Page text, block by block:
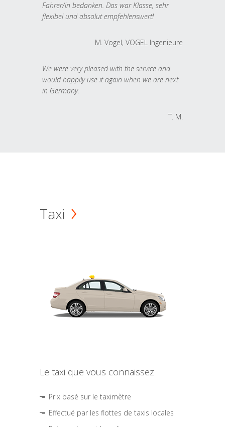
Fahrer/in bedanken. Das war Klasse, sehr
flexibel und absolut empfehlenswert!
M. Vogel, VOGEL Ingenieure
We were very pleased with the service and
would happily use it again when we are next
in Germany.
T. M.
Taxi
Le taxi que vous connaissez
Prix basé sur le taximètre
Effectué par les flottes de taxis locales